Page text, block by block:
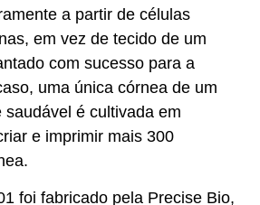
a partir de células
em vez de tecido de um
com sucesso para a
uma única córnea de um
saudável é cultivada em
e imprimir mais 300
foi fabricado pela Precise Bio,